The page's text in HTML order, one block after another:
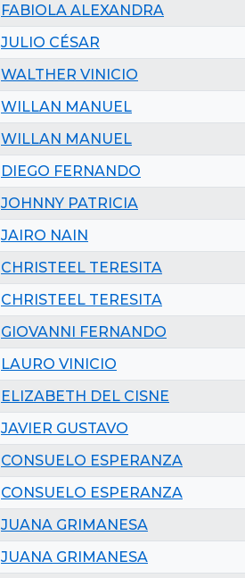
FABIOLA ALEXANDRA
JULIO CÉSAR
WALTHER VINICIO
WILLAN MANUEL
WILLAN MANUEL
DIEGO FERNANDO
JOHNNY PATRICIA
JAIRO NAIN
CHRISTEEL TERESITA
CHRISTEEL TERESITA
GIOVANNI FERNANDO
LAURO VINICIO
ELIZABETH DEL CISNE
JAVIER GUSTAVO
CONSUELO ESPERANZA
CONSUELO ESPERANZA
JUANA GRIMANESA
JUANA GRIMANESA